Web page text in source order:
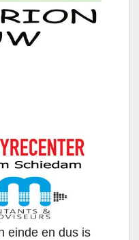
einde en dus is